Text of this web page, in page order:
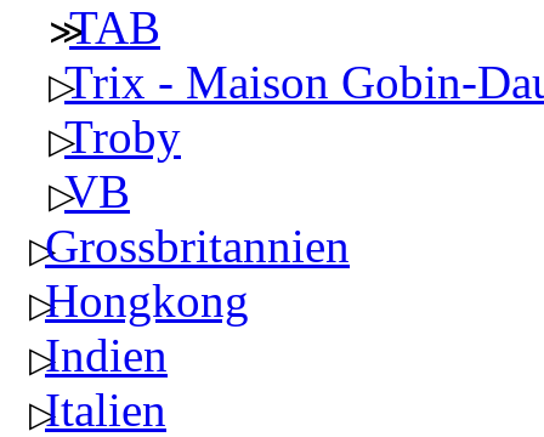
TAB
Trix - Maison Gobin-
Troby
VB
Grossbritannien
Hongkong
Indien
Italien